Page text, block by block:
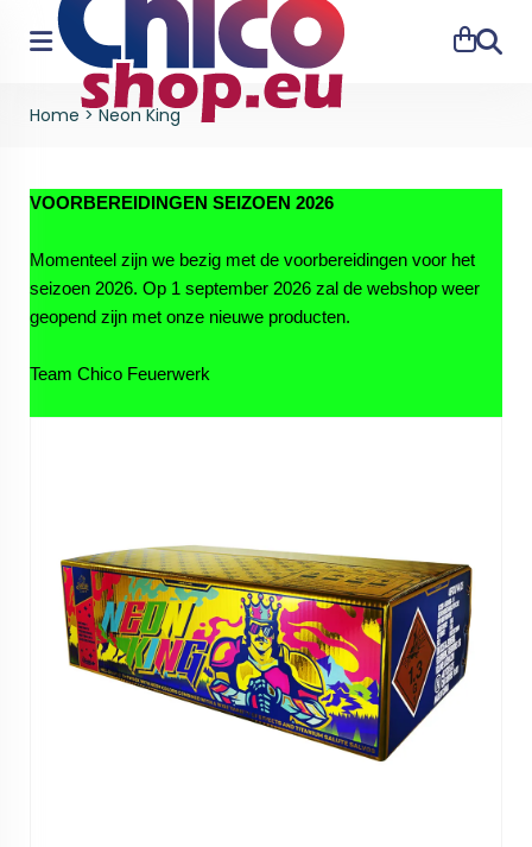
Home >Neon King
VOORBEREIDINGEN SEIZOEN 2026
Momenteel zijn we bezig met de voorbereidingen voor het
seizoen 2026. Op 1 september 2026 zal de webshop weer
geopend zijn met onze nieuwe producten.
Team Chico Feuerwerk